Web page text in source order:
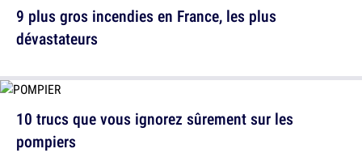
10 trucs que vous ignorez sûrement sur les
pompiers
9 plus gros incendies en France, les plus
dévastateurs